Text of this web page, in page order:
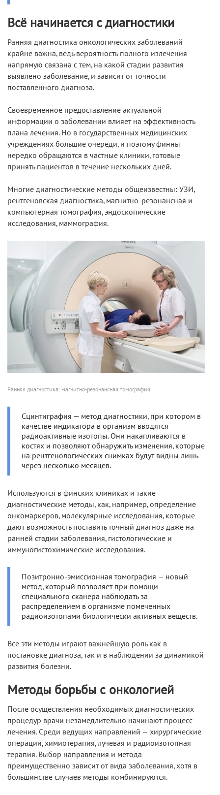
Всё начинается с диагностики
Ранняя диагностика онкологических заболеваний
крайне важна, ведь вероятность полного излечения
напрямую связана с тем, на какой стадии развития
выявлено заболевание, и зависит от точности
поставленного диагноза.
Своевременное предоставление актуальной
информации о заболевании влияет на эффективность
плана лечения. Но в государственных медицинских
учреждениях большие очереди, и поэтому финны
нередко обращаются в частные клиники, готовые
принять пациентов в течение нескольких дней.
Многие диагностические методы общеизвестны: УЗИ,
рентгеновская диагностика, магнитно-резонансная и
компьютерная томография, эндоскопические
исследования, маммография.
Ранняя диагностика: магнитно-резонансная томография
Сцинтиграфия — метод диагностики, при котором в
качестве индикатора в организм вводятся
радиоактивные изотопы. Они накапливаются в
костях и позволяют обнаружить изменения, которые
на рентгенологических снимках будут видны лишь
через несколько месяцев.
Используются в финских клиниках и такие
диагностические методы, как, например, определение
онкомаркеров, молекулярные исследования, которые
дают возможность поставить точный диагноз даже на
ранней стадии заболевания, гистологические и
иммуногистохимические исследования.
Позитронно-эмиссионная томография — новый
метод, который позволяет при помощи
специального сканера наблюдать за
распределением в организме помеченных
радиоизотопами биологически активных веществ.
Все эти методы играют важнейшую роль как в
постановке диагноза, так и в наблюдении за динамикой
развития болезни.
Методы борьбы с онкологией
После осуществления необходимых диагностических
процедур врачи незамедлительно начинают процесс
лечения. Среди ведущих направлений — хирургические
операции, химиотерапия, лучевая и радиоизотопная
терапия. Выбор направления и метода
преимущественно зависит от вида заболевания, хотя в
большинстве случаев методы комбинируются.